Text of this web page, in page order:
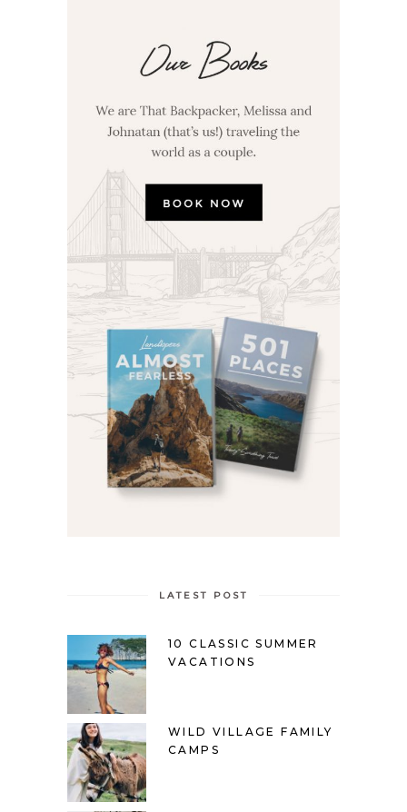
LATEST POST
10 CLASSIC SUMMER
VACATIONS
WILD VILLAGE FAMILY
CAMPS